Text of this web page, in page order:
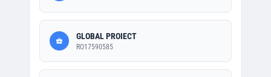
GLOBAL PROIECT
RO17590585